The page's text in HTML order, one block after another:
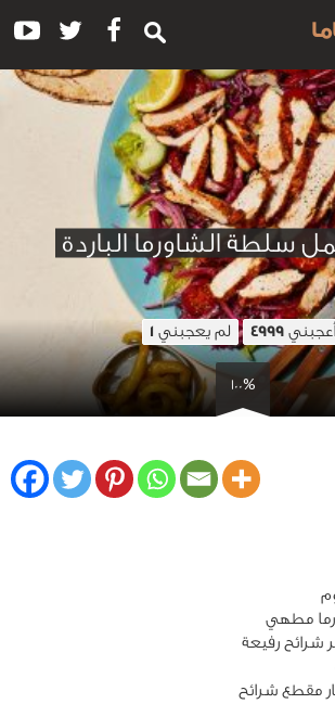
سلطة الشاورما الباردة
أعجبني 4999 لم يعجبني 1
100%
رفيعة
مقطع شرائح